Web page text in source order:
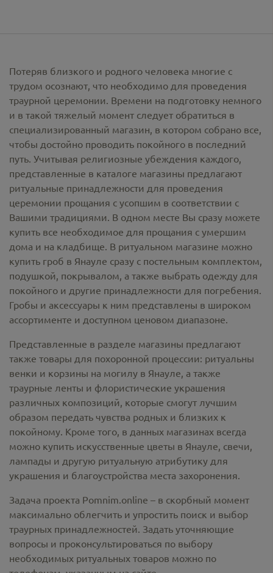
Потеряв близкого и родного человека многие с
трудом осознают, что необходимо для проведения
траурной церемонии. Времени на подготовку немного
и в такой тяжелый момент следует обратиться в
специализированный магазин, в котором собрано все,
чтобы достойно проводить покойного в последний
путь. Учитывая религиозные убеждения каждого,
представленные в каталоге магазины предлагают
ритуальные принадлежности для проведения
церемонии прощания с усопшим в соответствии с
Вашими традициями. В одном месте Вы сразу можете
купить все необходимое для прощания с умершим
дома и на кладбище. В ритуальном магазине можно
купить гроб в Янауле сразу с постельным комплектом,
подушкой, покрывалом, а также выбрать одежду для
покойного и другие принадлежности для погребения.
Гробы и аксессуары к ним представлены в широком
ассортименте и доступном ценовом диапазоне.
Представленные в разделе магазины предлагают
также товары для похоронной процессии: ритуальны
венки и корзины на могилу в Янауле, а также
траурные ленты и флористические украшения
различных композиций, которые смогут лучшим
образом передать чувства родных и близких к
покойному. Кроме того, в данных магазинах всегда
можно купить искусственные цветы в Янауле, свечи,
лампады и другую ритуальную атрибутику для
украшения и благоустройства места захоронения.
Задача проекта Pomnim.online – в скорбный момент
максимально облегчить и упростить поиск и выбор
траурных принадлежностей. Задать уточняющие
вопросы и проконсультироваться по выбору
необходимых ритуальных товаров можно по